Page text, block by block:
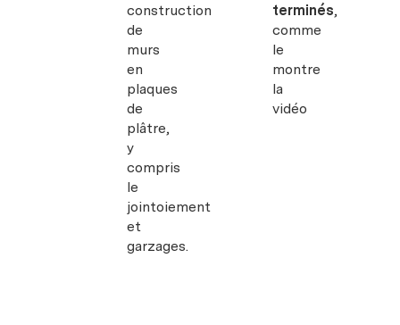
construction
de
murs
en
plaques
de
plâtre,
y
compris
le
jointoiement
et
garzages.
terminés,
comme
le
montre
la
vidéo